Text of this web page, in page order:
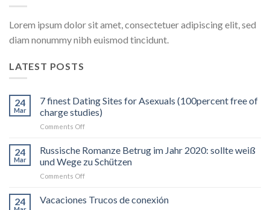
Lorem ipsum dolor sit amet, consectetuer adipiscing elit, sed
diam nonummy nibh euismod tincidunt.
LATEST POSTS
24
Mar
7 finest Dating Sites for Asexuals (100percent free of
charge studies)
Comments Offon
finest
Sites
for
(100percent
24
Mar
Russische Romanze Betrug im Jahr 2020: sollte weiß
und Wege zu Schützen
Comments Offon
Romanze
24 Vacaciones Trucos de conexión